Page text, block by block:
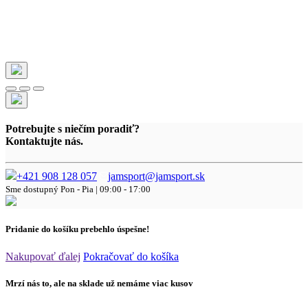
Potrebujte s niečím poradiť?
Kontaktujte nás.
+421 908 128 057 jamsport@jamsport.sk
Sme dostupný Pon - Pia | 09:00 - 17:00
Pridanie do košíku prebehlo úspešne!
Nakupovať ďalej Pokračovať do košíka
Mrzí nás to, ale na sklade už nemáme viac kusov